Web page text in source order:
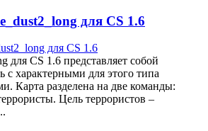
для CS 1.6
для CS 1.6 представляет собой
с характерными для этого типа
Карта разделена на две команды:
Цель террористов –